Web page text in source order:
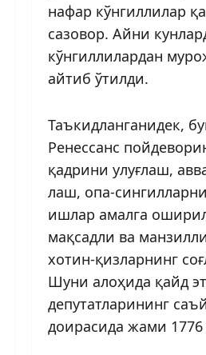
нафар кўнгиллилар
сазовор. Айни
кўнгиллилардан
айтиб ўтилди.
Таъкидланганидек,
Ренессанс
қадрини улуғлаш,
лаш, опа-
ишлар амалга
мақсадли ва
хотин-қизларнинг
Шуни алоҳида қайд
депутатларининг
доирасида жами